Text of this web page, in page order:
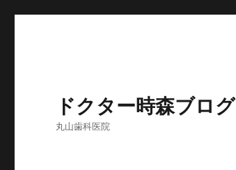
ドクター時森ブログ
丸山歯科医院